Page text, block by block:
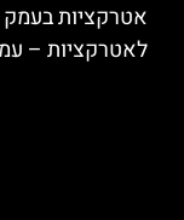
לאטרקציות –